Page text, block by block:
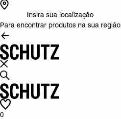
Insira sua localização
Para encontrar produtos na sua região
0